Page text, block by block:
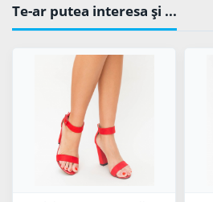
Te-ar putea interesa şi ...